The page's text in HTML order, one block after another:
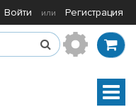
Войти или Регистрация